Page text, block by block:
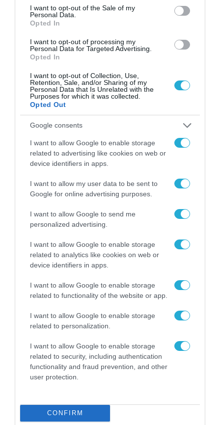
consent section.
I want to opt-out of the Sale of my
Personal Data.
Opted In
I want to opt-out of processing my
Personal Data for Targeted Advertising.
Opted In
I want to opt-out of Collection, Use,
Retention, Sale, and/or Sharing of my
Personal Data that Is Unrelated with the
Purposes for which it was collected.
Opted Out
Google consents
I want to allow Google to enable storage
related to advertising like cookies on web or
device identifiers in apps.
I want to allow my user data to be sent to
Google for online advertising purposes.
I want to allow Google to send me
personalized advertising.
I want to allow Google to enable storage
related to analytics like cookies on web or
device identifiers in apps.
I want to allow Google to enable storage
related to functionality of the website or app.
I want to allow Google to enable storage
related to personalization.
I want to allow Google to enable storage
related to security, including authentication
functionality and fraud prevention, and other
user protection.
CONFIRM
επανάσταση»
Νέος οδηγός του ΕΚΤ
για τη χρηματοδότηση
επιχειρήσεων στον
χώρο της άμυνας
31.07.2026
Η πιο ταξιδιάρικη
βαλίτσα του φετινού
καλοκαιριού έχει την
υπογραφή της Xiaomi
31.07.2026
ΟΛΗ Η ΡΟΗ ΕΙΔΗΣΕΩΝ
ΕΡΕΥΝΕΣ - ΜΕΛΕΤΕΣ